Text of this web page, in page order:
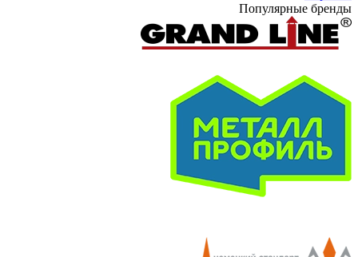
Популярные бренды